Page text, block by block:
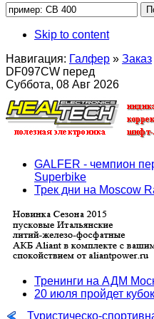
Skip to content
Навигация: Галфер » Заказ
DF097CW перед
Суббота, 08 Авг 2026
GALFER - чемпион
Superbike
Трек дни на Moscow
Тренинги на АДМ
20 июля пройдет
Туристическо-